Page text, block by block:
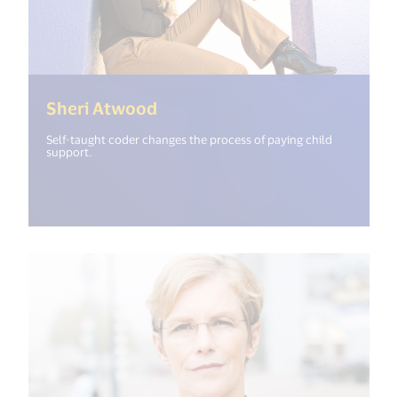
Sheri Atwood
Self-taught coder changes the process of paying child
support.